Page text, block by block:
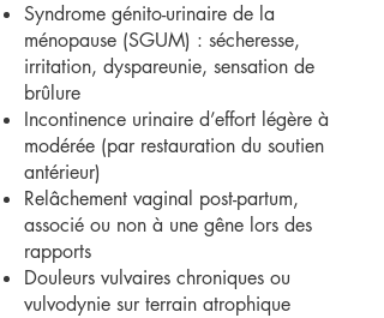
Syndrome génito-urinaire de la
ménopause (SGUM) : sécheresse,
irritation, dyspareunie, sensation de
brûlure
Incontinence urinaire d’effort légère à
modérée (par restauration du soutien
antérieur)
Relâchement vaginal post-partum,
associé ou non à une gêne lors des
rapports
Douleurs vulvaires chroniques ou
vulvodynie sur terrain atrophique